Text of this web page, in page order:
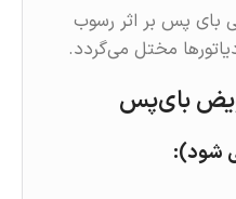
بای‌ پس بر اثر رسوب
مختل می‌گردد.
بای‌پس
شود):